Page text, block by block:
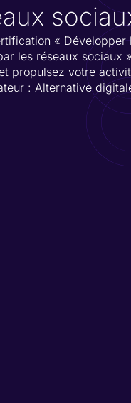
« Développer
les réseaux sociaux
propulsez votre
: Alternative